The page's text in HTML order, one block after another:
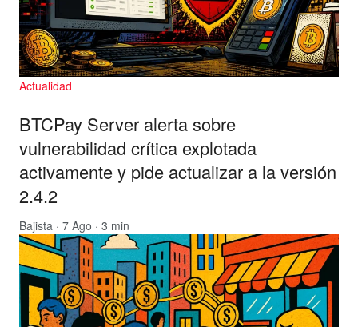
Actualidad
BTCPay Server alerta sobre
vulnerabilidad crítica explotada
activamente y pide actualizar a la versión
2.4.2
Bajista · 7 Ago · 3 min